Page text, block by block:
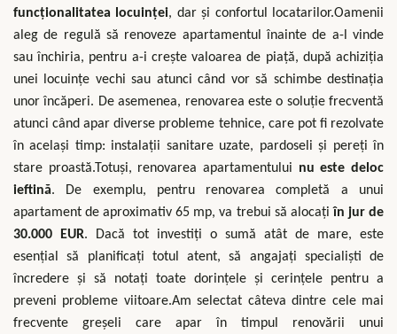
funcționalitatea locuinței, dar și confortul locatarilor.Oamenii
aleg de regulă să renoveze apartamentul înainte de a-l vinde
sau închiria, pentru a-i crește valoarea de piață, după achiziția
unei locuințe vechi sau atunci când vor să schimbe destinația
unor încăperi. De asemenea, renovarea este o soluție frecventă
atunci când apar diverse probleme tehnice, care pot fi rezolvate
în același timp: instalații sanitare uzate, pardoseli și pereți în
stare proastă.Totuși, renovarea apartamentului nu este deloc
ieftină. De exemplu, pentru renovarea completă a unui
apartament de aproximativ 65 mp, va trebui să alocațiîn jur de
30.000 EUR. Dacă tot investiți o sumă atât de mare, este
esențial să planificați totul atent, să angajați specialiști de
încredere și să notați toate dorințele și cerințele pentru a
preveni probleme viitoare.Am selectat câteva dintre cele mai
frecvente greșeli care apar în timpul renovării unui